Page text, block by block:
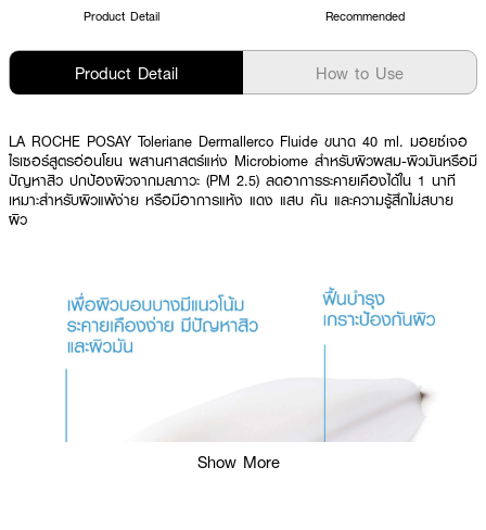
Product Detail Recommended
Product Detail How to Use
LA ROCHE POSAY Toleriane Dermallerco Fluide ขนาด 40 ml. มอยซ์เจอ
ไรเซอร์สูตรอ่อนโยน ผสานศาสตร์แห่ง Microbiome สำหรับผิวผสม-ผิวมันหรือมี
ปัญหาสิว ปกป้องผิวจากมลภาวะ (PM 2.5) ลดอาการระคายเคืองได้ใน 1 นาที
เหมาะสำหรับผิวแพ้ง่าย หรือมีอาการแห้ง แดง แสบ คัน และความรู้สึกไม่สบาย
ผิว
Show More